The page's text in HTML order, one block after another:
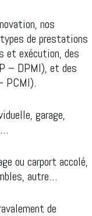
nos
de prestations
et exécution, des
– DPMI), et des
PCMI).
garage,
ou carport accolé,
autre…
de